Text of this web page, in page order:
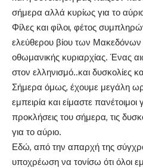
σήμερα αλλά κυρίως για το
Φίλες και φίλοι, φέτος
ελεύθερου βίου των
οθωμανικής κυριαρχίας. Ένας
στον ελληνισμό..και δυσκολίες
Σήμερα όμως, έχουμε μεγάλη
εμπειρία και είμαστε
προκλήσεις του σήμερα, τις
για το αύριο.
Εδώ, από την απαρχή της
υποχρέωση να τονίσω ότι όλοι